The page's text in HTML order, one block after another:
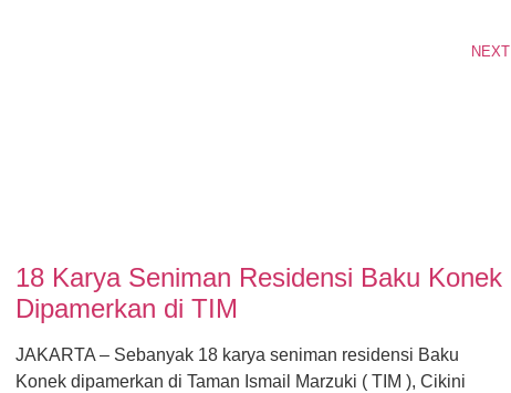
NEXT
18 Karya Seniman Residensi Baku Konek
Dipamerkan di TIM
JAKARTA – Sebanyak 18 karya seniman residensi Baku
Konek dipamerkan di Taman Ismail Marzuki ( TIM ), Cikini